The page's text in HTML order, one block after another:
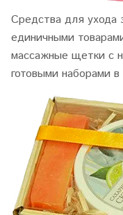
Средства для ухода
единичными
массажные щетки с
готовыми наборами в